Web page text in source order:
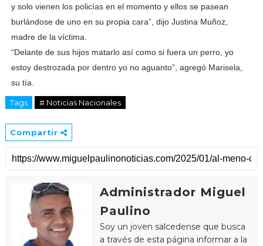
y solo vienen los policías en el momento y ellos se pasean
burlándose de uno en su propia cara”, dijo Justina Muñoz,
madre de la víctima.
“Delante de sus hijos matarlo así como si fuera un perro, yo
estoy destrozada por dentro yo no aguanto”, agregó Marisela,
su tía.
Tags # Noticias Nacionales
Compartir
Administrador Miguel
Paulino
Soy un joven salcedense que busca
a través de esta página informar a la